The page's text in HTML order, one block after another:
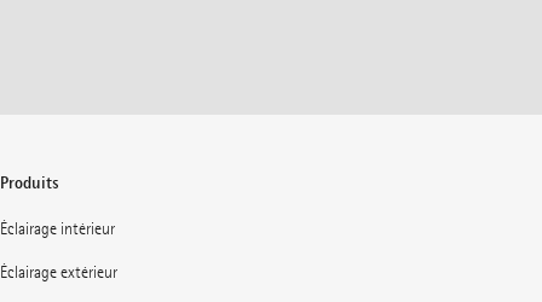
Produits
Éclairage intérieur
Éclairage extérieur